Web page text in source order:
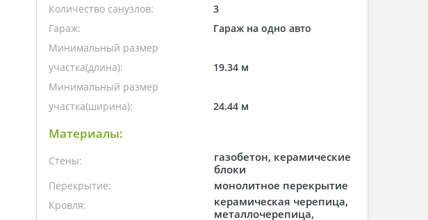
Количество санузлов:
3
Гараж:
Гараж на одно авто
Минимальный размер
участка(длина):
19.34 м
Минимальный размер
участка(ширина):
24.44 м
Материалы:
Стены:
газобетон, керамические
блоки
Перекрытие: монолитное перекрытие
Кровля:
керамическая черепица,
металлочерепица,